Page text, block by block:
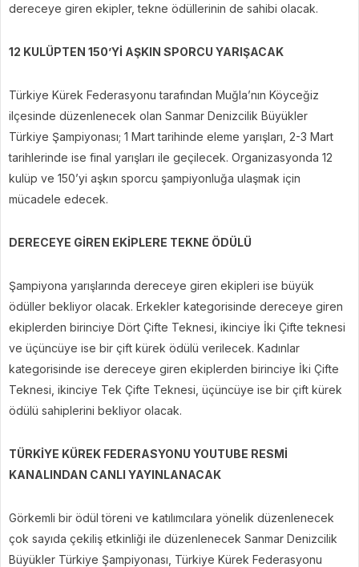
dereceye giren ekipler, tekne ödüllerinin de sahibi olacak.
12 KULÜPTEN 150’Yİ AŞKIN SPORCU YARIŞACAK
Türkiye Kürek Federasyonu tarafından Muğla’nın Köyceğiz
ilçesinde düzenlenecek olan Sanmar Denizcilik Büyükler
Türkiye Şampiyonası; 1 Mart tarihinde eleme yarışları, 2-3 Mart
tarihlerinde ise final yarışları ile geçilecek. Organizasyonda 12
kulüp ve 150’yi aşkın sporcu şampiyonluğa ulaşmak için
mücadele edecek.
DERECEYE GİREN EKİPLERE TEKNE ÖDÜLÜ
Şampiyona yarışlarında dereceye giren ekipleri ise büyük
ödüller bekliyor olacak. Erkekler kategorisinde dereceye giren
ekiplerden birinciye Dört Çifte Teknesi, ikinciye İki Çifte teknesi
ve üçüncüye ise bir çift kürek ödülü verilecek. Kadınlar
kategorisinde ise dereceye giren ekiplerden birinciye İki Çifte
Teknesi, ikinciye Tek Çifte Teknesi, üçüncüye ise bir çift kürek
ödülü sahiplerini bekliyor olacak.
TÜRKİYE KÜREK FEDERASYONU YOUTUBE RESMİ
KANALINDAN CANLI YAYINLANACAK
Görkemli bir ödül töreni ve katılımcılara yönelik düzenlenecek
çok sayıda çekiliş etkinliği ile düzenlenecek Sanmar Denizcilik
Büyükler Türkiye Şampiyonası, Türkiye Kürek Federasyonu